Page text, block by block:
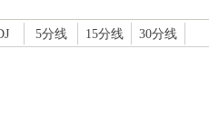
5分线 15分线 30分线